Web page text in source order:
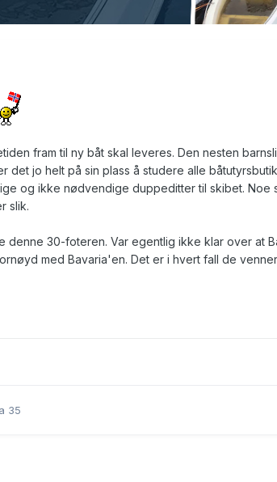
fram til ny båt skal leveres. Den nesten
det jo helt på sin plass å studere alle
og ikke nødvendige duppeditter til skibet. Noe
slik.
denne 30-foteren. Var egentlig ikke klar over at
med Bavaria'en. Det er i hvert fall de
35